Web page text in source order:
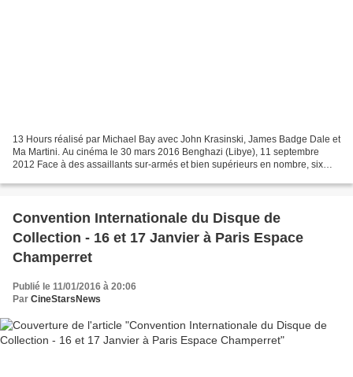
13 Hours réalisé par Michael Bay avec John Krasinski, James Badge Dale et
Ma Martini. Au cinéma le 30 mars 2016 Benghazi (Libye), 11 septembre
2012 Face à des assaillants sur-armés et bien supérieurs en nombre, six
Convention Internationale du Disque de
Collection - 16 et 17 Janvier à Paris Espace
Champerret
Publié le 11/01/2016 à 20:06
Par CineStarsNews